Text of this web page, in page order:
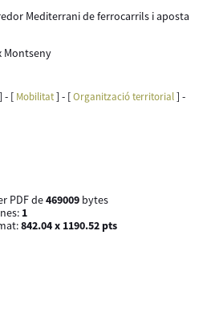
Mediterrani de ferrocarrils i aposta
Montseny
] - [ Mobilitat] - [Organització territorial] -
PDF de469009 bytes
1
842.04 x 1190.52 pts